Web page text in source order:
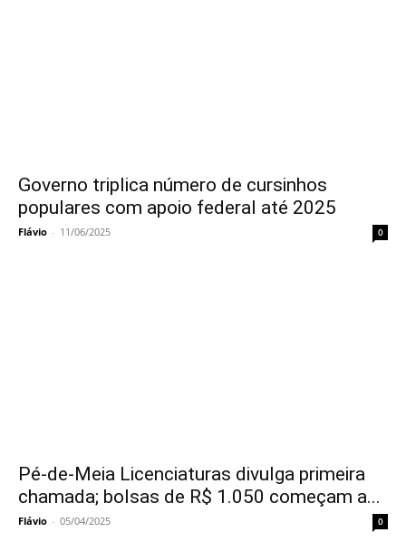
Governo triplica número de cursinhos
populares com apoio federal até 2025
Flávio - 11/06/2025 0
Pé-de-Meia Licenciaturas divulga primeira
chamada; bolsas de R$ 1.050 começam a...
Flávio - 05/04/2025 0